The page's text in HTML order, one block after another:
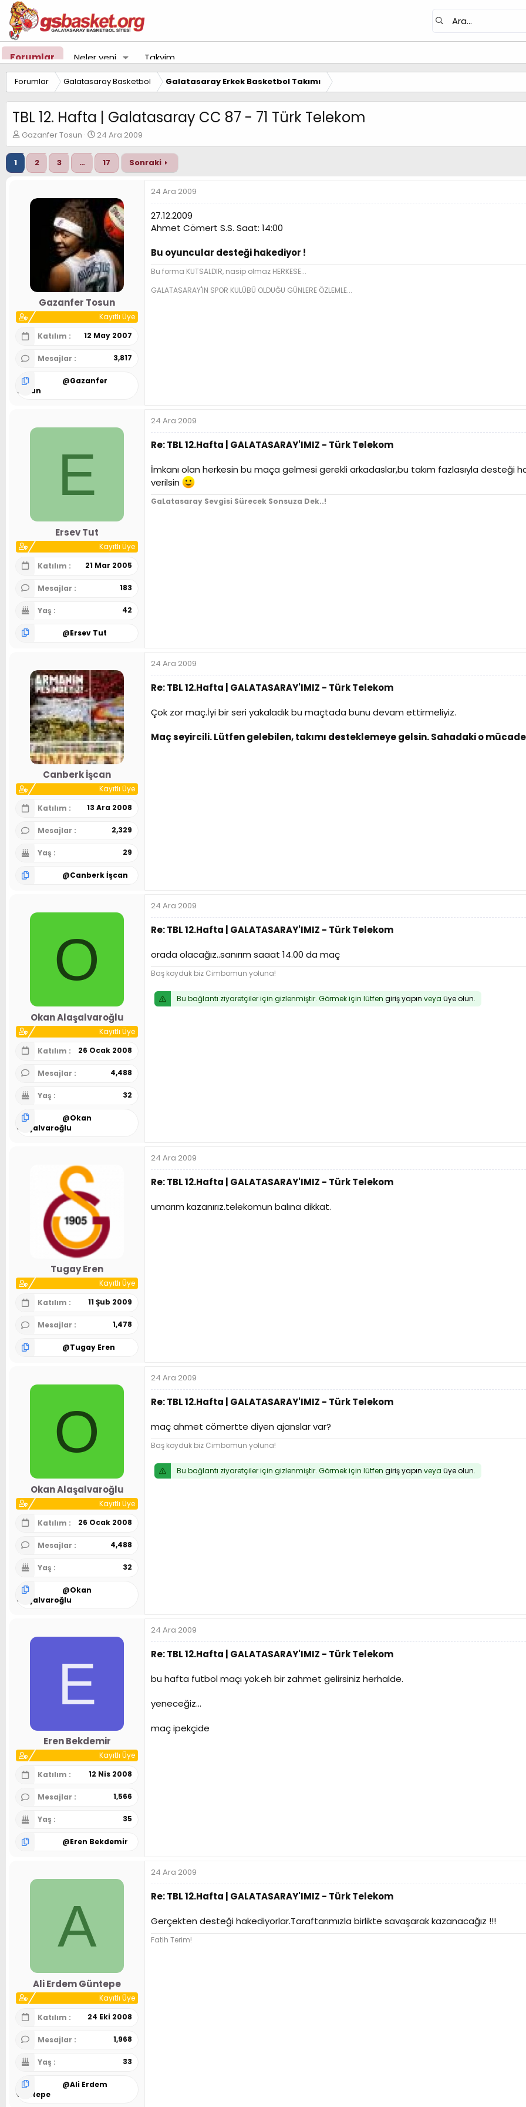
Forumlar Neler yeni Takvim
Forumlar Galatasaray Basketbol Galatasaray Erkek Basketbol Takımı
TBL 12. Hafta | Galatasaray CC 87 - 71 Türk Telekom
K
o
n
u
y
Gazanfer Tosun
B
a
ş
a
g
r
i
h
i
24 Ara 2009
1 2 3 … 17 Sonraki
Gazanfer Tosun
Kayıtlı Üye
Katılım
12 May 2007
Mesajlar 3,817
@Gazanfer
Tosun
24 Ara 2009
27.12.2009
Ahmet Cömert S.S. Saat: 14:00
Bu oyuncular desteği hakediyor !
Bu forma KUTSALDIR, nasip olmaz HERKESE...
GALATASARAY'IN SPOR KULÜBÜ OLDUĞU GÜNLERE ÖZLEMLE...
E
Ersev Tut
Kayıtlı Üye
Katılım
21 Mar 2005
Mesajlar 183
Yaş 42
@Ersev Tut
24 Ara 2009
Re: TBL 12.Hafta | GALATASARAY'IMIZ - Türk Telekom
İmkanı olan herkesin bu maça gelmesi gerekli arkadaslar,bu takım fazlasıyla
verilsin
GaLatasaray Sevgisi Sürecek Sonsuza Dek..!
Canberk İşcan
Kayıtlı Üye
Katılım
13 Ara 2008
Mesajlar 2,329
Yaş 29
@Canberk İşcan
24 Ara 2009
Re: TBL 12.Hafta | GALATASARAY'IMIZ - Türk Telekom
Çok zor maç.İyi bir seri yakaladık bu maçtada bunu devam ettirmeliyiz.
Maç seyircili. Lütfen gelebilen, takımı desteklemeye gelsin. Sahadaki o
O
Okan Alaşalvaroğlu
Kayıtlı Üye
Katılım
26 Ocak 2008
Mesajlar 4,488
Yaş 32
@Okan
Alaşalvaroğlu
24 Ara 2009
Re: TBL 12.Hafta | GALATASARAY'IMIZ - Türk Telekom
orada olacağız..sanırım saaat 14.00 da maç
Baş koyduk biz Cimbomun yoluna!
Bu bağlantı ziyaretçiler için gizlenmiştir. Görmek için lütfen giriş yapın veya üye olun.
Tugay Eren
Kayıtlı Üye
Katılım
11 Şub 2009
Mesajlar 1,478
@Tugay Eren
24 Ara 2009
Re: TBL 12.Hafta | GALATASARAY'IMIZ - Türk Telekom
umarım kazanırız.telekomun balına dikkat.
O
Okan Alaşalvaroğlu
Kayıtlı Üye
Katılım
26 Ocak 2008
Mesajlar 4,488
Yaş 32
@Okan
Alaşalvaroğlu
24 Ara 2009
Re: TBL 12.Hafta | GALATASARAY'IMIZ - Türk Telekom
maç ahmet cömertte diyen ajanslar var?
Baş koyduk biz Cimbomun yoluna!
Bu bağlantı ziyaretçiler için gizlenmiştir. Görmek için lütfen giriş yapın veya üye olun.
E
Eren Bekdemir
Kayıtlı Üye
Katılım
12 Nis 2008
Mesajlar 1,566
Yaş 35
@Eren Bekdemir
24 Ara 2009
Re: TBL 12.Hafta | GALATASARAY'IMIZ - Türk Telekom
bu hafta futbol maçı yok.eh bir zahmet gelirsiniz herhalde.
yeneceğiz...
maç ipekçide
A
Ali Erdem Güntepe
Kayıtlı Üye
Katılım
24 Eki 2008
Mesajlar 1,968
Yaş 33
@Ali Erdem
Güntepe
24 Ara 2009
Re: TBL 12.Hafta | GALATASARAY'IMIZ - Türk Telekom
Gerçekten desteği hakediyorlar.Taraftarımızla birlikte savaşarak kazanacağız !!!
Fatih Terim!